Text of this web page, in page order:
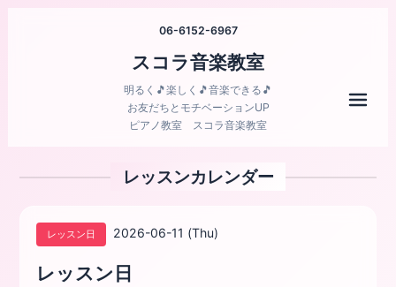
06-6152-6967
スコラ音楽教室
明るく🎵楽しく🎵音楽できる🎵
お友だちとモチベーションUP
ピアノ教室 スコラ音楽教室
レッスンカレンダー
レッスン日 2026-06-11 (Thu)
レッスン日